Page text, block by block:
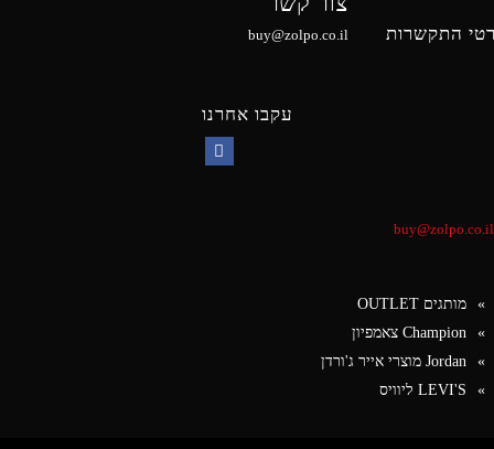
התקשרות buy@zolpo.co.il
עקבו אחרנו
buy@zolpo.co.il
מותגים OUTLET
Champion צאמפיון
Jordan מוצרי אייר ג'ורדן
LEVI'S ליוויס